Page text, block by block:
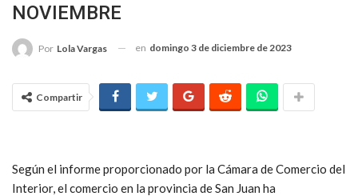
NOVIEMBRE
Por Lola Vargas en domingo 3 de diciembre de 2023
Compartir
Según el informe proporcionado por la Cámara de Comercio del
Interior, el comercio en la provincia de San Juan ha